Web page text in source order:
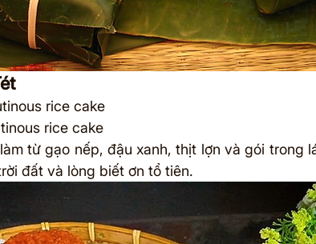
rice cake
rice cake
từ gạo nếp, đậu xanh, thịt lợn và gói trong
đất và lòng biết ơn tổ tiên.